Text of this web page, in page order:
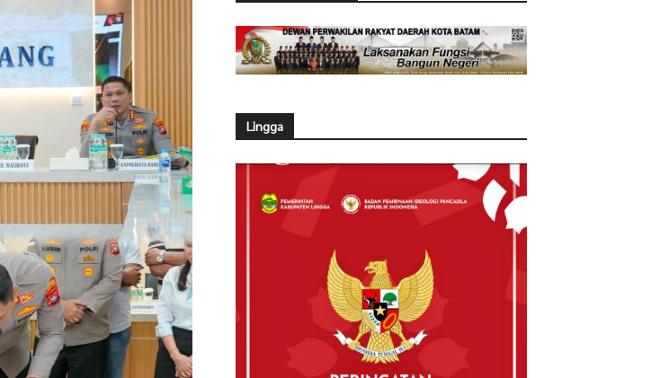
Lingga